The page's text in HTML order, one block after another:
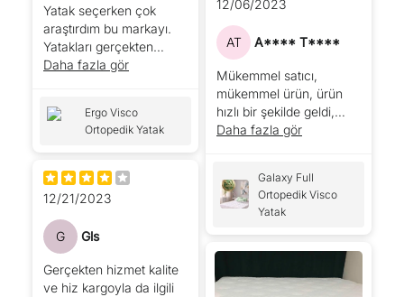
Yatak seçerken çok
araştırdım bu markayı.
Yatakları gerçekten
birbirinden güzel. Benim
yatağı seçtim. Böyle
sorunu olanlar kesinlikle
bu yatağı gönül rahatıyla
alabilir. Artık rahat rahat
uyuyacağım için Noa
ailesine teşekkür ederim.
Çok ilgilendiler. Çok
yardımcı oldular.
Daha fazla gör
Ergo Visco
Ortopedik Yatak
12/21/2023
G Gls
Gerçekten hizmet kalite
ve hiz kargoyla da ilgili
12/06/2023
AT A**** T****
Mükemmel satıcı,
mükemmel ürün, ürün
hızlı bir şekilde geldi,
mükemmel fiyat, çok
Daha fazla gör
Galaxy Full
Ortopedik Visco
Yatak